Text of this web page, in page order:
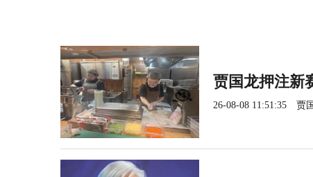
贾国龙押注新
26-08-08 11:51:35 贾